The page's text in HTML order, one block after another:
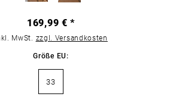
169,99 € *
MwSt. zzgl. Versandkosten
Größe EU:
33